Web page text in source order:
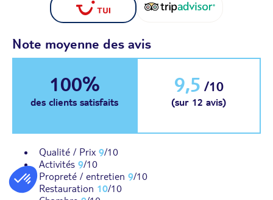
Note moyenne des avis
100%
des clients satisfaits
9,5 /10
(sur 12 avis)
Qualité / Prix 9/10
Activités 9/10
Propreté / entretien 9/10
Restauration 10/10